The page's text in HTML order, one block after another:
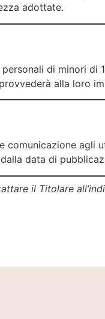
adottate.
di minori di
alla loro
comunicazione agli
data di
il Titolare